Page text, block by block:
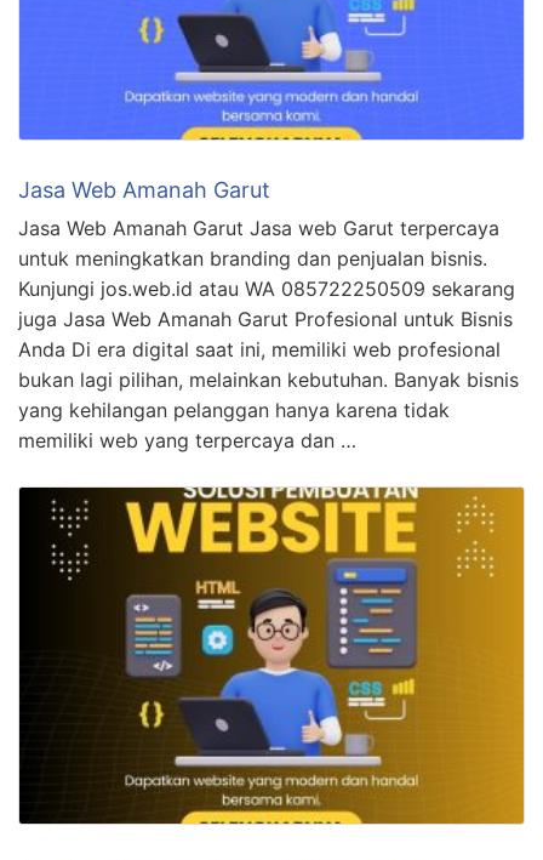
Jasa Web Amanah Garut
Jasa Web Amanah Garut Jasa web Garut terpercaya
untuk meningkatkan branding dan penjualan bisnis.
Kunjungi jos.web.id atau WA 085722250509 sekarang
juga Jasa Web Amanah Garut Profesional untuk Bisnis
Anda Di era digital saat ini, memiliki web profesional
bukan lagi pilihan, melainkan kebutuhan. Banyak bisnis
yang kehilangan pelanggan hanya karena tidak
memiliki web yang terpercaya dan …